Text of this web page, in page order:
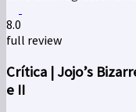
8.0
full review
Crítica | Jojo’s
e II